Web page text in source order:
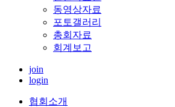
동영상자료
포토갤러리
총회자료
회계보고
join
login
협회소개